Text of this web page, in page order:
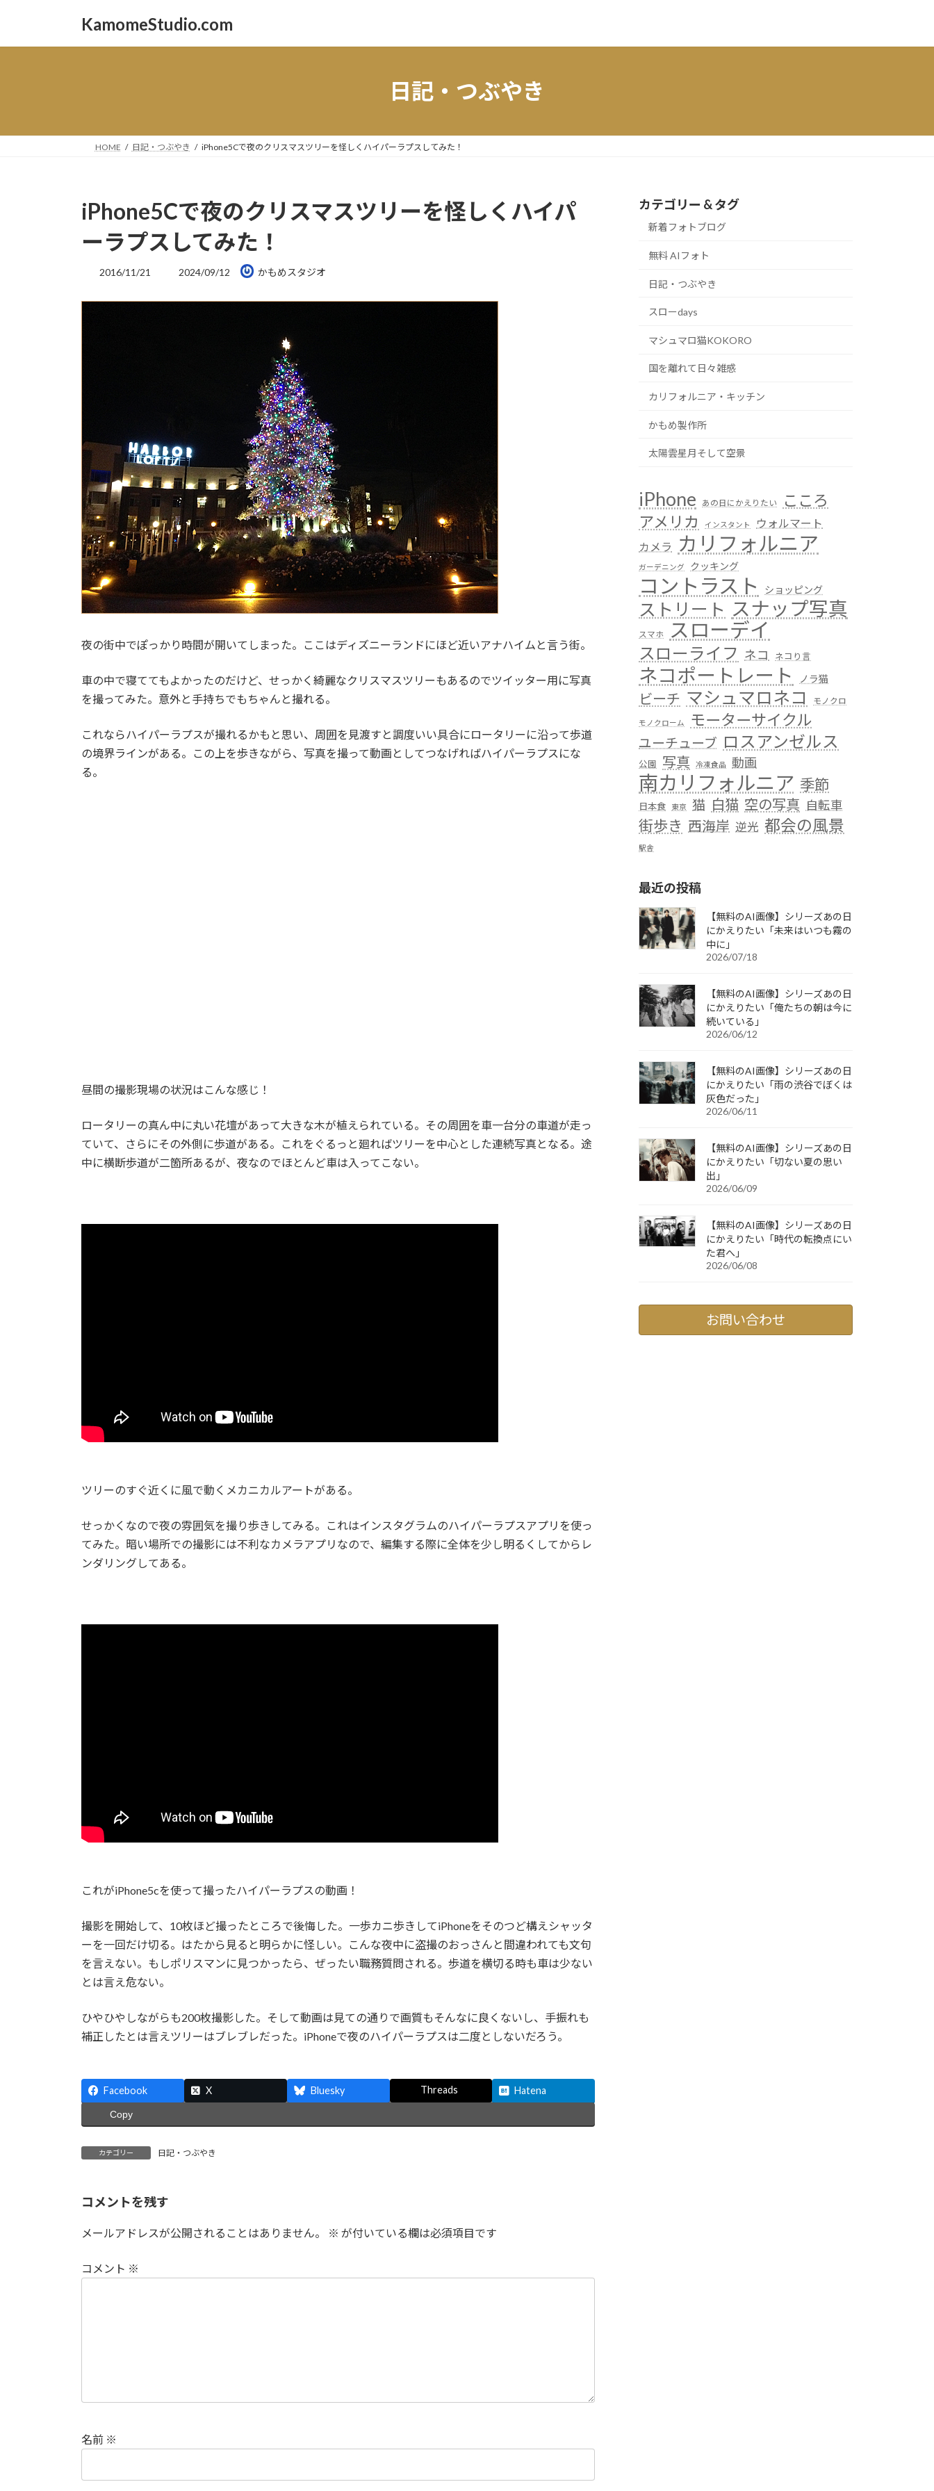
KamomeStudio.com
日記・つぶやき
HOME 日記・つぶやき iPhone5Cで夜のクリスマスツリーを怪しくハイパーラプスしてみた！
iPhone5Cで夜のクリスマスツリーを怪しくハイパ
ーラプスしてみた！
2016/11/21
最
2024/09/12 かもめスタジオ
夜の街中でぽっかり時間が開いてしまった。ここはディズニーランドにほど近いアナハイムと言う街。
車の中で寝ててもよかったのだけど、せっかく綺麗なクリスマスツリーもあるのでツイッター用に写真
を撮ってみた。意外と手持ちでもちゃんと撮れる。
これならハイパーラプスが撮れるかもと思い、周囲を見渡すと調度いい具合にロータリーに沿って歩道
の境界ラインがある。この上を歩きながら、写真を撮って動画としてつなげればハイパーラプスにな
る。
昼間の撮影現場の状況はこんな感じ！
ロータリーの真ん中に丸い花壇があって大きな木が植えられている。その周囲を車一台分の車道が走っ
ていて、さらにその外側に歩道がある。これをぐるっと廻ればツリーを中心とした連続写真となる。途
中に横断歩道が二箇所あるが、夜なのでほとんど車は入ってこない。
ツリーのすぐ近くに風で動くメカニカルアートがある。
せっかくなので夜の雰囲気を撮り歩きしてみる。これはインスタグラムのハイパーラプスアプリを使っ
てみた。暗い場所での撮影には不利なカメラアプリなので、編集する際に全体を少し明るくしてからレ
ンダリングしてある。
これがiPhone5cを使って撮ったハイパーラプスの動画！
撮影を開始して、10枚ほど撮ったところで後悔した。一歩カニ歩きしてiPhoneをそのつど構えシャッタ
ーを一回だけ切る。はたから見ると明らかに怪しい。こんな夜中に盗撮のおっさんと間違われても文句
を言えない。もしポリスマンに見つかったら、ぜったい職務質問される。歩道を横切る時も車は少ない
とは言え危ない。
ひやひやしながらも200枚撮影した。そして動画は見ての通りで画質もそんなに良くないし、手振れも
補正したとは言えツリーはブレブレだった。iPhoneで夜のハイパーラプスは二度としないだろう。
Facebook X Bluesky Threads Hatena
Copy
カテゴリー 日記・つぶやき
コメントを残す
メールアドレスが公開されることはありません。 ※ が付いている欄は必須項目です
コメント ※
名前 ※
カテゴリー & タグ
新着フォトブログ
無料 AIフォト
日記・つぶやき
スローdays
マシュマロ猫KOKORO
国を離れて日々雑感
カリフォルニア・キッチン
かもめ製作所
太陽雲星月そして空景
iPhone あの日にかえりたい
こころ
アメリカ
インスタント
ウォルマート
カメラ
カリフォルニア
ガーデニング クッキング
コントラスト ショッピング
ストリート スナップ写真
スマホ スローデイ
スローライフ ネコ ネコり言
ネコポートレート ノラ猫
ビーチ マシュマロネコ モノクロ
モノクローム モーターサイクル
ユーチューブ ロスアンゼルス
公園 写真 冷凍食品 動画
南カリフォルニア 季節
日本食 東京 猫 白猫 空の写真 自転車
街歩き 西海岸 逆光 都会の風景
駅舎
最近の投稿
【無料のAI画像】シリーズあの日
にかえりたい「未来はいつも霧の
中に」
2026/07/18
【無料のAI画像】シリーズあの日
にかえりたい「俺たちの朝は今に
続いている」
2026/06/12
【無料のAI画像】シリーズあの日
にかえりたい「雨の渋谷でぼくは
灰色だった」
2026/06/11
【無料のAI画像】シリーズあの日
にかえりたい「切ない夏の思い
出」
2026/06/09
【無料のAI画像】シリーズあの日
にかえりたい「時代の転換点にい
た君へ」
2026/06/08
お問い合わせ